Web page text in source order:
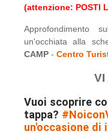
(attenzione: POSTI
Approfondimento
un'occhiata alla
CAMP - Centro
VI
Vuoi scoprire
tappa?
un'occasione di